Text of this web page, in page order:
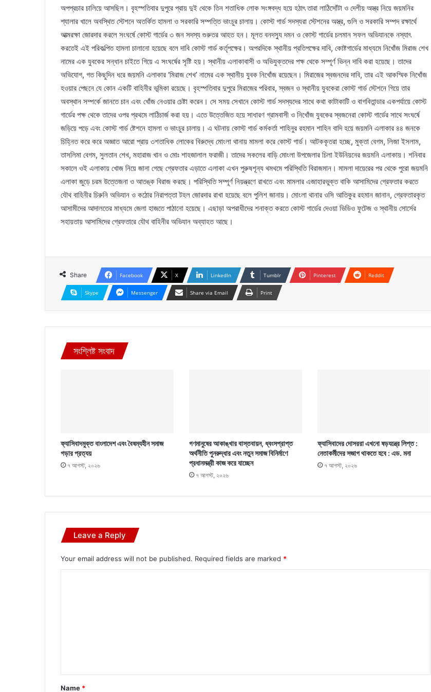
অপপ্রচার চালিয়ে আসছিল। বৃহস্পতিবার দুপুরে প্রায় দুই থেকে তিন শতাধিক লোক সংঙ্গবদ্ধ হয়ে হঠাৎ তারা লাঠিসোঁটা ও দেশীয় অস্ত্র নিয়ে জয়মনির
শ্যালার খালে অবস্থিত স্টেশনে অতর্কিত হামলা ও সরকারি সম্পত্তি ভাংচুর চালায়। কোস্ট গার্ড সদস্যরা স্টেশনের অস্ত্র, গুলি ও সরকারি সম্পদ রক্ষার্থে
আত্মরক্ষা জোরদার করলে সংঘর্ষে কোস্ট গার্ডের ৩ জন সদস্য গুরুতর আহত হন। মূলত বনদস্যু দমন ও কোস্ট গার্ডের চলমান সফল অভিযানকে নস্যাৎ
করতেই এই পরিকল্পিত হামলা চালানো হয়েছে বলে দাবি কোস্ট গার্ড কর্তৃপক্ষের। অপরদিকে স্থানীয় প্রতিপক্ষের দাবি, কোষ্টগার্ডের মাধ্যমে নিখোঁজ মিরাজ শেখ
নামের এক যুবকের সন্ধান চাইতে গিয়ে এ সংঘর্ষের সৃষ্টি হয়। স্থানীয় এলাকাবাসী ও অভিযুক্তদের পক্ষ থেকে সম্পূর্ণ ভিন্ন দাবি করা হয়েছে। তাদের
অভিযোগ, গত কিছুদিন ধরে জয়মনি এলাকার ‘মিরাজ শেখ’ নামের এক স্থানীয় যুবক নিখোঁজ রয়েছেন। মিরাজের স্বজনদের দাবি, তার এই আকস্মিক নিখোঁজ
হওয়ার পেছনে যে কোন একটি বাহিনীর ভূমিকা রয়েছে। বৃহস্পতিবার দুপুরে মিরাজের পরিবার, স্বজন ও স্থানীয় যুবকেরা কোস্ট গার্ড স্টেশনে গিয়ে তার
অবস্থান সম্পর্কে জানতে চান এবং খোঁজ নেওয়ার চেষ্টা করেন। সে সময় সেখানে কোস্ট গার্ড সদস্যদের সাথে কথা কাটাকাটি ও বাগবিতান্ডার একপর্যায়ে কোস্ট
গার্ডের পক্ষ থেকে তাদের ওপর প্রথমে লাঠিচার্জ করা হয়। এতে উত্তেজিত হয়ে সাধারণ গ্রামবাসী ও নিখোঁজ যুবকের স্বজনেরা কোস্ট গার্ডের সাথে সংঘর্ষে
জড়িয়ে পড়ে এবং কোস্ট গার্ড ষ্টেশনে হামলা ও ভাংচুর চালায়। এ ঘটনায় কোস্ট গার্ড কর্মকর্তা শাহিনুর রহমান শাহিন বাদি হয়ে জয়মনি এলাকার ৪৪ জনকে
চিহ্নিত করে করে অজ্ঞাত আরো প্রায় ৩শতাধিক লোকের বিরুদ্ধে মোংলা থানায় মামলা করে কোস্ট গার্ড। আটককৃতরা হচ্ছে, মুক্তা বেগম, লিজা ইসলাম,
তাসলিমা বেগম, সুলতান শেখ, মহারাজ খান ও মোঃ শাহজালাল ফরাজী। তাদের সকলের বাড়ি মোংলা উপজেলার চিলা ইউনিয়নের জয়মনি এলাকায়। শনিবার
সকালে ওই এলাকায় খোজ নিয়ে জানা গেছে গ্রেফতার এড়াতে এলাকা এখন পুরুষশূন্য থমথমে পরিস্থিতি বিরাজমান। মামলা দায়েরের পর থেকে পুরো জয়মনি
এলাকা জুড়ে চরম উত্তেজনা ও আতঙ্ক বিরাজ করছে। পরিস্থিতি সম্পূর্ণ নিয়ন্ত্রণে রাখতে এবং মামলার এজাহারভুক্ত বাকি আসামিদের গ্রেফতার করতে
যৌথ বাহিনীর চিরুনি অভিযান ও কঠোর নিরাপত্তা টহল জোরদার রাখা হয়েছে বলে পুলিশ জানায়। মোংলা থানার ওসি আতিকুর রহমান জানান, গ্রেফতারকৃত
আসামীদের আদালতের মাধ্যমে জেলা হাজতে পাঠানো হয়েছে। এছাড়া অপরাধীদের শনাক্ত করতে কোস্ট গার্ডের দেওয়া ভিডিও ফুটেজ ও স্থানীয় সোর্সের
সহায়তায় আসামিদের গ্রেফতারে যৌথ বাহিনীর অভিযান অব্যাহত আছে।
Share Facebook X LinkedIn Tumblr Pinterest Reddit
Skype Messenger Share via Email Print
সংশ্লিষ্ট সংবাদ
ফ্যাসিবাদমুক্ত বাংলাদেশ এবং বৈষম্যহীন সমাজ
গড়ার প্রত্যয়
৭ আগস্ট, ২০২৬
গণমানুষের আকাঙ্খার বাস্তবায়ন, ধ্বংসপ্রাপ্ত
অর্থনীতি পুনরুদ্ধার এবং নতুন সমাজ বিনির্মাণে
প্রধানমন্ত্রী কাজ করে যাচ্ছেন
৭ আগস্ট, ২০২৬
ফ্যাসিবাদের দোসররা এখনো ষড়যন্ত্রে লিপ্ত :
নেতাকর্মীদের সজাগ থাকতে হবে : এড. মনা
৭ আগস্ট, ২০২৬
Leave a Reply
Your email address will not be published. Required fields are marked *
*
Name *